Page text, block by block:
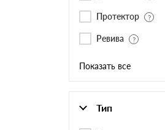
Протектор
Ревива
Показать все
Тип